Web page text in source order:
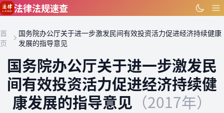
跳到主要内容
法律法规速查
首
页
国务院办公厅关于进一步激发民间有效投资活力促进经济持续健康
发展的指导意见
国务院办公厅关于进一步激发民
间有效投资活力促进经济持续健
康发展的指导意见 （2017年）